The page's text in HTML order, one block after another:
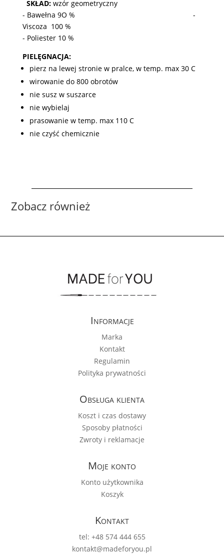
SKŁAD: wzór geometryczny
- Bawełna 9O % -
Viscoza 100 %
- Poliester 10 %
PIELĘGNACJA:
pierz na lewej stronie w pralce, w temp. max 30 C
wirowanie do 800 obrotów
nie susz w suszarce
nie wybielaj
prasowanie w temp. max 110 C
nie czyść chemicznie
Zobacz również
Informacje
Marka
Kontakt
Regulamin
Polityka prywatności
Obsługa klienta
Koszt i czas dostawy
Sposoby płatności
Zwroty i reklamacje
Moje konto
Konto użytkownika
Koszyk
Kontakt
tel: +48 574 444 655
kontakt@madeforyou.pl